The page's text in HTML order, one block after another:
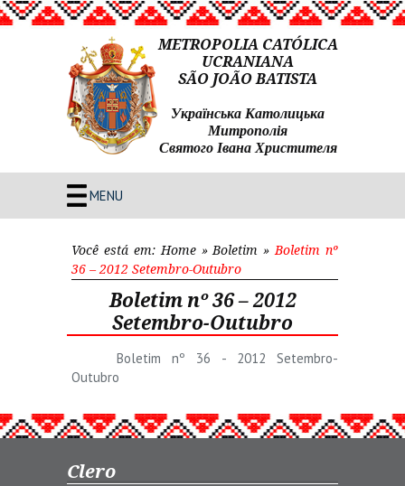
METROPOLIA CATÓLICA
UCRANIANA
SÃO JOÃO BATISTA
Українська Католицька
Митрополія
Святого Івана Христителя
MENU
Você está em: Home» Boletim » Boletim nº
36 – 2012 Setembro-Outubro
Boletim nº 36 – 2012
Setembro-Outubro
Boletim nº 36 - 2012 Setembro-
Outubro
Clero